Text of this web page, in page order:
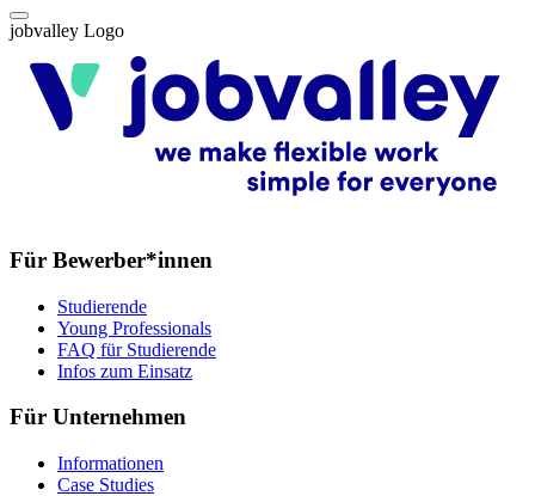
jobvalley Logo
Für Bewerber*innen
Studierende
Young Professionals
FAQ für Studierende
Infos zum Einsatz
Für Unternehmen
Informationen
Case Studies